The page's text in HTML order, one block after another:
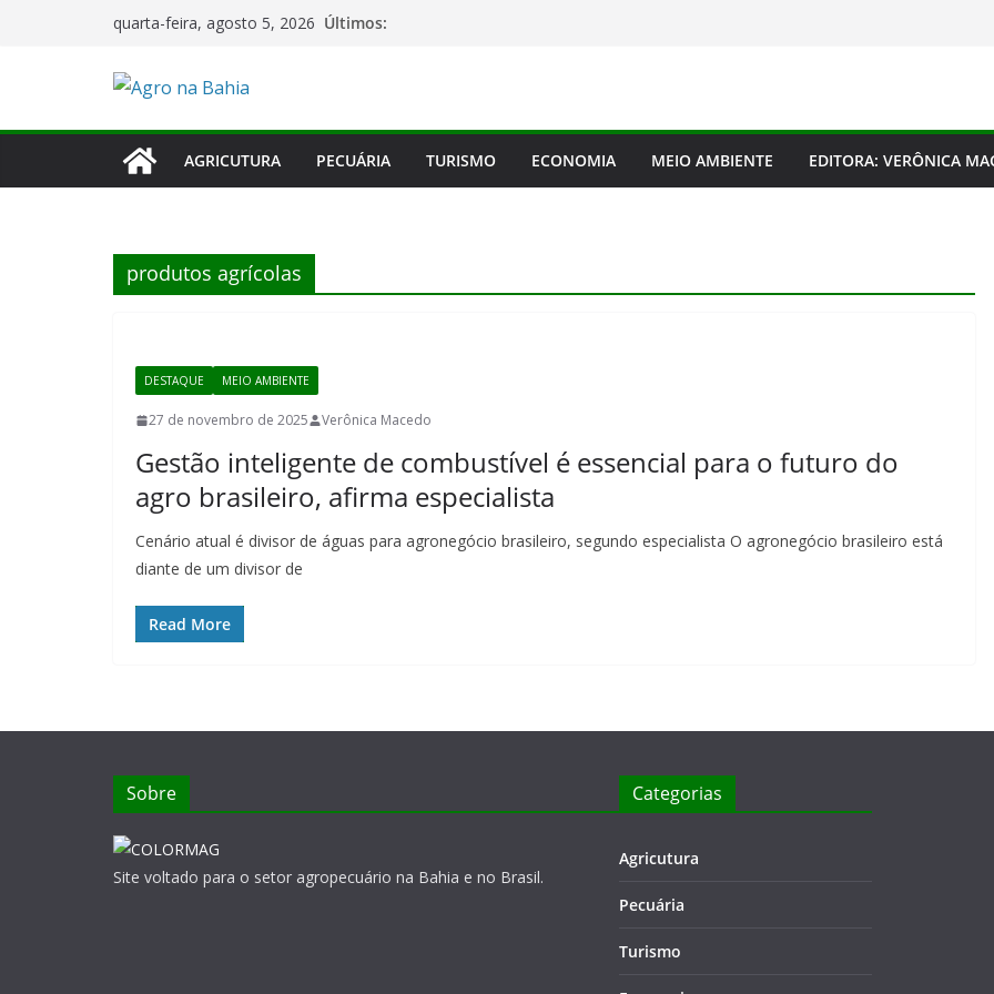
quarta-feira, agosto 5, 2026 Últimos:
AGRICUTURA PECUÁRIA TURISMO ECONOMIA MEIO AMBIENTE EDITORA: VERÔNICA
produtos agrícolas
DESTAQUE MEIO AMBIENTE
27 de novembro de 2025 Verônica Macedo
Gestão inteligente de combustível é essencial para o futuro do
agro brasileiro, afirma especialista
Cenário atual é divisor de águas para agronegócio brasileiro, segundo especialista O agronegócio brasileiro está
diante de um divisor de
Read More
Sobre
Site voltado para o setor agropecuário na Bahia e no Brasil.
Categorias
Agricutura
Pecuária
Turismo